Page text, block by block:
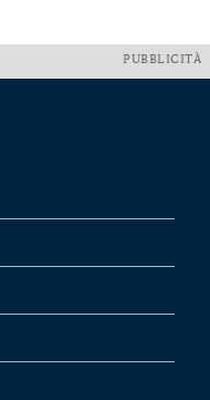
PUBBLICITÀ